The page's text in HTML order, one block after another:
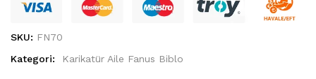
SKU: FN70
Kategori:
Karikatür Aile Fanus Biblo